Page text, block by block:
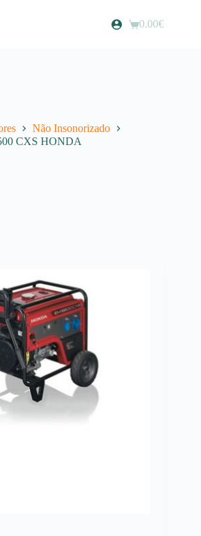
Carrinho
0.00€
Não Insonorizado
CXS HONDA